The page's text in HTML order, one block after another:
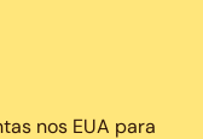
nos EUA para